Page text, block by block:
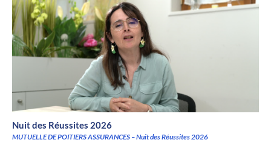
Nuit des Réussites 2026
MUTUELLE DE POITIERS ASSURANCES – Nuit des Réussites 2026